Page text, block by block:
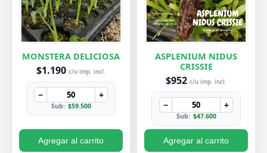
MONSTERA DELICIOSA
$1.190 c/u imp. incl.
− +
Sub: $59.500
Agregar al carrito
ASPLENIUM NIDUS
CRISSIE
$952 c/u imp. incl.
− +
Sub: $47.600
Agregar al carrito